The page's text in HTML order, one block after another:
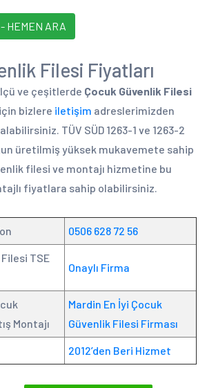
HEMEN ARA
Filesi Fiyatları
ve çeşitlerde Çocuk Güvenlik Filesi
bizlere iletişim adreslerimizden
TÜV SÜD 1263-1 ve 1263-2
üretilmiş yüksek mukavemete sahip
filesi ve montajı hizmetine bu
fiyatlara sahip olabilirsiniz.
0506 628 72 56
TSE
Onaylı Firma
Montajı
Mardin En İyi Çocuk
Güvenlik Filesi Firması
2012’den Beri Hizmet